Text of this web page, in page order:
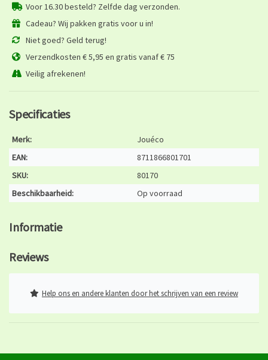
Voor 16.30 besteld? Zelfde dag verzonden.
Cadeau? Wij pakken gratis voor u in!
Niet goed? Geld terug!
Verzendkosten € 5,95 en gratis vanaf € 75
Veilig afrekenen!
Specificaties
Merk:
Jouéco
EAN:
8711866801701
SKU:
80170
Beschikbaarheid:
Op voorraad
Informatie
Reviews
Help ons en andere klanten door het schrijven van een review